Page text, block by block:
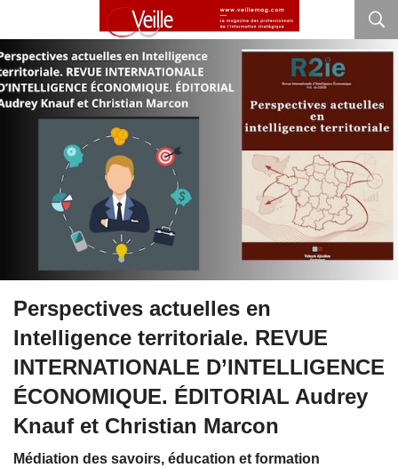
Perspectives actuelles en
Intelligence territoriale. REVUE
INTERNATIONALE D’INTELLIGENCE
ÉCONOMIQUE. ÉDITORIAL Audrey
Knauf et Christian Marcon
Médiation des savoirs, éducation et formation